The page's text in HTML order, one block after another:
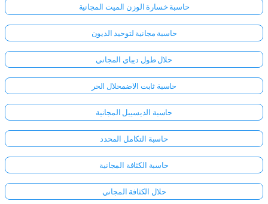
سجّل
هنا!
حاسبة خسارة الوزن الميت المجانية
حاسبة مجانية لتوحيد الديون
حلال طول ديباي المجاني
حاسبة ثابت الاضمحلال الحر
حاسبة الديسيبل المجانية
حاسبة التكامل المحدد
حاسبة الكثافة المجانية
حلال الكثافة المجاني